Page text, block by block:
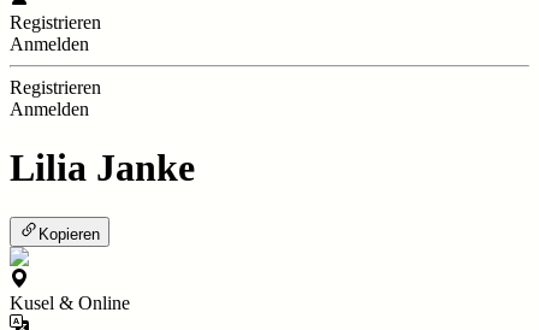
Registrieren
Anmelden
Registrieren
Anmelden
Lilia Janke
Kopieren
Kusel & Online